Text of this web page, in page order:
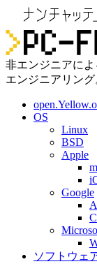
非エンジニアに
エンジニアリング
OS
Linux
BSD
Apple
Google
ソフトウェ